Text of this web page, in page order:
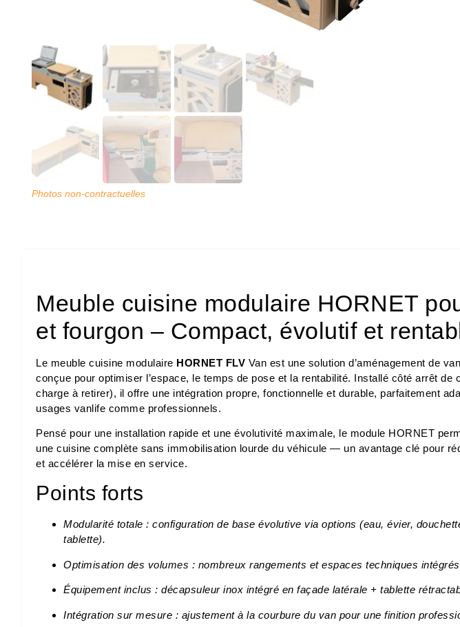
Photos non-contractuelles
Meuble cuisine modulaire HORNET
et fourgon – Compact, évolutif et
Le meuble cuisine modulaire HORNET FLV Van est une solution d’aménagement de
conçue pour optimiser l’espace, le temps de pose et la rentabilité. Installé côté arrêt de
charge à retirer), il offre une intégration propre, fonctionnelle et durable, parfaitement
usages vanlife comme professionnels.
Pensé pour une installation rapide et une évolutivité maximale, le module HORNET
une cuisine complète sans immobilisation lourde du véhicule — un avantage clé pour
et accélérer la mise en service.
Points forts
Modularité totale : configuration de base évolutive via options (eau, évier,
tablette).
Optimisation des volumes : nombreux rangements et espaces techniques
Équipement inclus : décapsuleur inox intégré en façade latérale + tablette
Intégration sur mesure : ajustement à la courbure du van pour une finition